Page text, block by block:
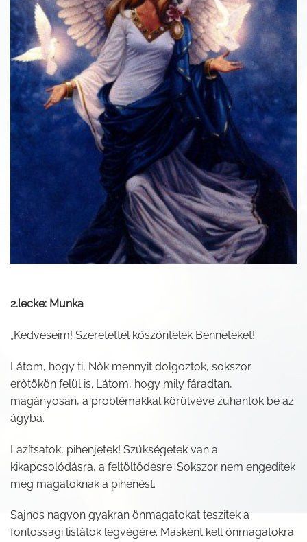
2.lecke: Munka
„Kedveseim! Szeretettel köszöntelek Benneteket!
Látom, hogy ti, Nők mennyit dolgoztok, sokszor
erőtökön felül is. Látom, hogy mily fáradtan,
magányosan, a problémákkal körülvéve zuhantok be az
ágyba.
Lazítsatok, pihenjetek! Szükségetek van a
kikapcsolódásra, a feltöltődésre. Sokszor nem engeditek
meg magatoknak a pihenést.
Sajnos nagyon gyakran önmagatokat teszitek a
fontossági listátok legvégére. Másként kell önmagatokra